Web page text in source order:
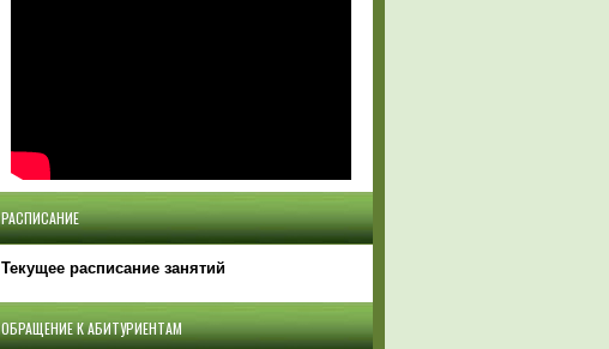
РАСПИСАНИЕ
Текущее расписание занятий
ОБРАЩЕНИЕ К АБИТУРИЕНТАМ